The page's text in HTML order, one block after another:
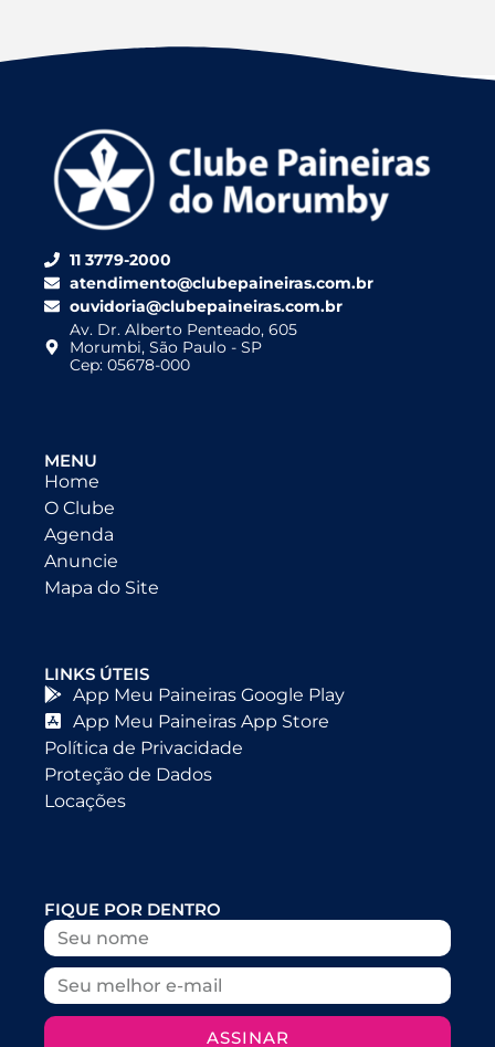
11 3779-2000
atendimento@clubepaineiras.com.br
ouvidoria@clubepaineiras.com.br
Av. Dr. Alberto Penteado, 605
Morumbi, São Paulo - SP
Cep: 05678-000
MENU
Home
O Clube
Agenda
Anuncie
Mapa do Site
LINKS ÚTEIS
App Meu Paineiras Google Play
App Meu Paineiras App Store
Política de Privacidade
Proteção de Dados
Locações
FIQUE POR DENTRO
ASSINAR